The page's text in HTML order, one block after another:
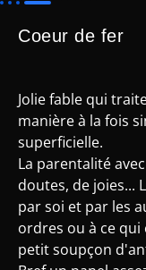
Coeur de fer
Jolie fable qui
manière à la fois
superficielle.
La parentalité
doutes, de joies...
par soi et par les
ordres ou à ce qui
petit soupçon